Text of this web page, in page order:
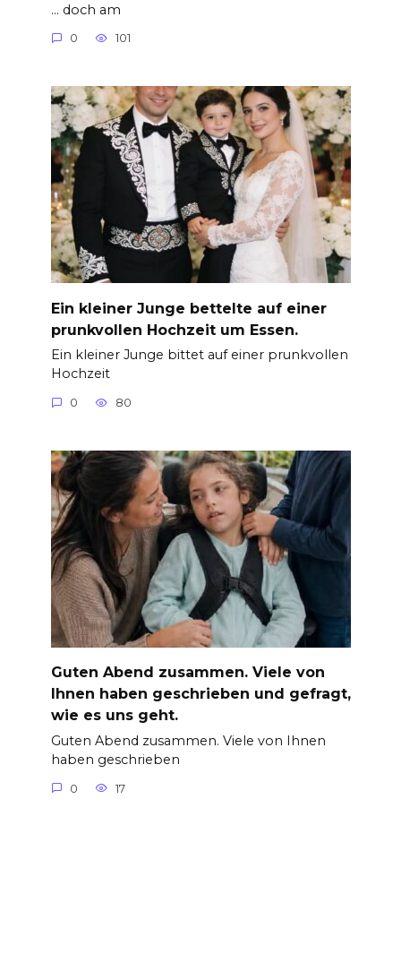
… doch am
0 101
Ein kleiner Junge bettelte auf einer
prunkvollen Hochzeit um Essen.
Ein kleiner Junge bittet auf einer prunkvollen
Hochzeit
0 80
Guten Abend zusammen. Viele von
Ihnen haben geschrieben und gefragt,
wie es uns geht.
Guten Abend zusammen. Viele von Ihnen
haben geschrieben
0 17